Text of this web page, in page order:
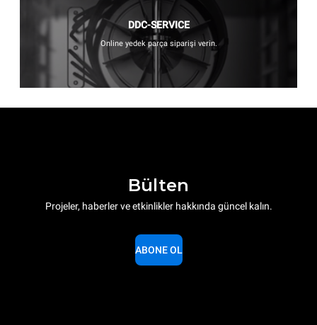
DDC-SERVICE
Online yedek parça siparişi verin.
Bülten
Projeler, haberler ve etkinlikler hakkında güncel kalın.
ABONE OL